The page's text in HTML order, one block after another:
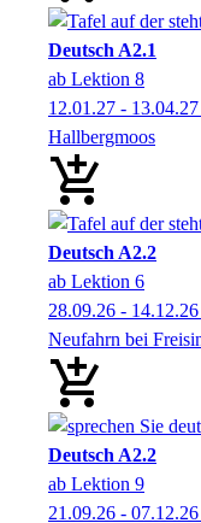
Deutsch A2.1
ab Lektion 8
12.01.27 - 13.04.27
Hallbergmoos
Deutsch A2.2
ab Lektion 6
28.09.26 - 14.12.26
Neufahrn bei
Deutsch A2.2
ab Lektion 9
21.09.26 - 07.12.26